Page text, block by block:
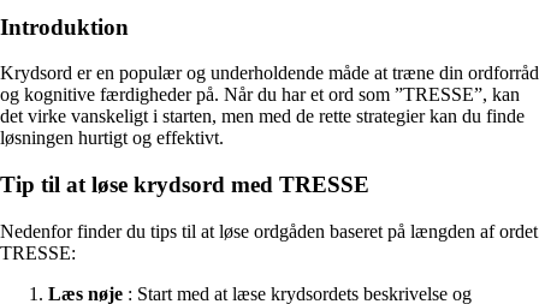
Introduktion
Krydsord er en populær og underholdende måde at træne din ordforråd
og kognitive færdigheder på. Når du har et ord som ”TRESSE”, kan
det virke vanskeligt i starten, men med de rette strategier kan du finde
løsningen hurtigt og effektivt.
Tip til at løse krydsord med TRESSE
Nedenfor finder du tips til at løse ordgåden baseret på længden af ordet
TRESSE:
Læs nøje : Start med at læse krydsordets beskrivelse og